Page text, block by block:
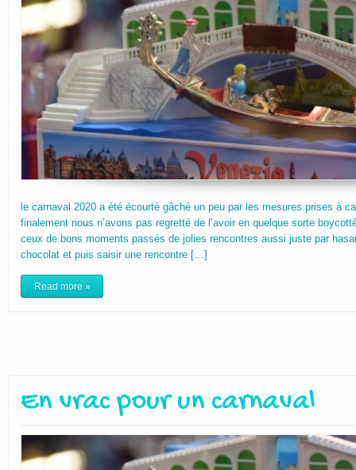
le carnaval 2020 a été écourté gâché un peu par les mesures prises à
finalement nous n’avons pas regretté de l’avoir en quelque sorte
ceux de bons moments passés de jolies rencontres aussi juste par
chocolat et puis saisir une rencontre […]
Read more »
En vrac pour un carnaval